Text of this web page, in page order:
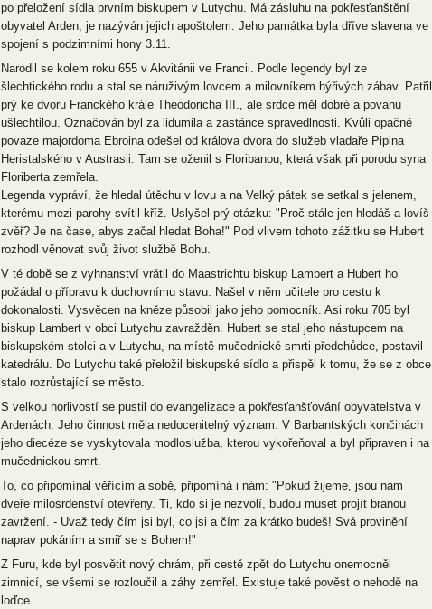
po přeložení sídla prvním biskupem v Lutychu. Má zásluhu na pokřesťanštění
obyvatel Arden, je nazýván jejich apoštolem. Jeho památka byla dříve slavena ve
spojení s podzimními hony 3.11.
Narodil se kolem roku 655 v Akvitánii ve Francii. Podle legendy byl ze
šlechtického rodu a stal se náruživým lovcem a milovníkem hýřivých zábav. Patřil
prý ke dvoru Franckého krále Theodoricha III., ale srdce měl dobré a povahu
ušlechtilou. Označován byl za lidumila a zastánce spravedlnosti. Kvůli opačné
povaze majordoma Ebroina odešel od králova dvora do služeb vladaře Pipina
Heristalského v Austrasii. Tam se oženil s Floribanou, která však při porodu syna
Floriberta zemřela.
Legenda vypráví, že hledal útěchu v lovu a na Velký pátek se setkal s jelenem,
kterému mezi parohy svítil kříž. Uslyšel prý otázku: "Proč stále jen hledáš a lovíš
zvěř? Je na čase, abys začal hledat Boha!" Pod vlivem tohoto zážitku se Hubert
rozhodl věnovat svůj život službě Bohu.
V té době se z vyhnanství vrátil do Maastrichtu biskup Lambert a Hubert ho
požádal o přípravu k duchovnímu stavu. Našel v něm učitele pro cestu k
dokonalosti. Vysvěcen na kněze působil jako jeho pomocník. Asi roku 705 byl
biskup Lambert v obci Lutychu zavražděn. Hubert se stal jeho nástupcem na
biskupském stolci a v Lutychu, na místě mučednické smrti předchůdce, postavil
katedrálu. Do Lutychu také přeložil biskupské sídlo a přispěl k tomu, že se z obce
stalo rozrůstající se město.
S velkou horlivostí se pustil do evangelizace a pokřesťanšťování obyvatelstva v
Ardenách. Jeho činnost měla nedocenitelný význam. V Barbantských končinách
jeho diecéze se vyskytovala modloslužba, kterou vykořeňoval a byl připraven i na
mučednickou smrt.
To, co připomínal věřícím a sobě, připomíná i nám: "Pokud žijeme, jsou nám
dveře milosrdenství otevřeny. Ti, kdo si je nezvolí, budou muset projít branou
zavržení. - Uvaž tedy čím jsi byl, co jsi a čím za krátko budeš! Svá provinění
naprav pokáním a smiř se s Bohem!"
Z Furu, kde byl posvětit nový chrám, při cestě zpět do Lutychu onemocněl
zimnicí, se všemi se rozloučil a záhy zemřel. Existuje také pověst o nehodě na
loďce.